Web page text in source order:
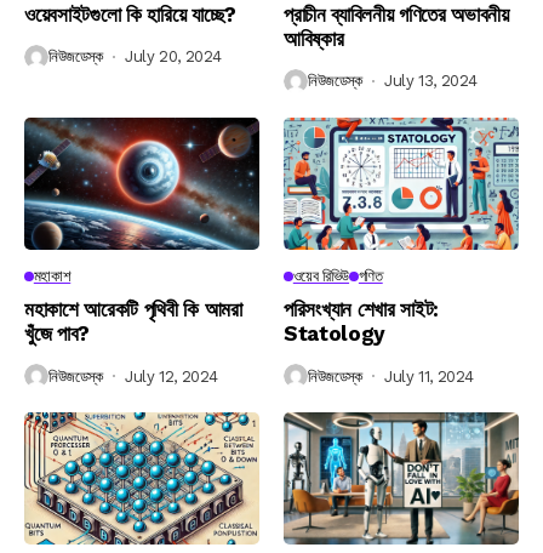
ওয়েবসাইটগুলো কি হারিয়ে যাচ্ছে?
নিউজডেস্ক July 20, 2024
প্রাচীন ব্যাবিলনীয় গণিতের অভাবনীয়
আবিষ্কার
নিউজডেস্ক July 13, 2024
মহাকাশ
মহাকাশে আরেকটি পৃথিবী কি আমরা
খুঁজে পাব?
নিউজডেস্ক July 12, 2024
ওয়েব রিভিউ গণিত
পরিসংখ্যান শেখার সাইট:
Statology
নিউজডেস্ক July 11, 2024